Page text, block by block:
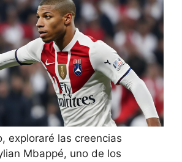
exploraré las creencias
Mbappé, uno de los